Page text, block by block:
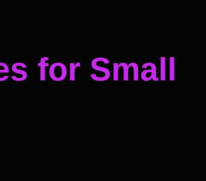
for Small